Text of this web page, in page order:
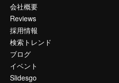
会社概要
Reviews
採用情報
検索トレンド
ブログ
イベント
Slidesgo